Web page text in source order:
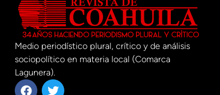
Medio periodístico plural, crítico y de análisis
sociopolítico en materia local (Comarca
Lagunera).